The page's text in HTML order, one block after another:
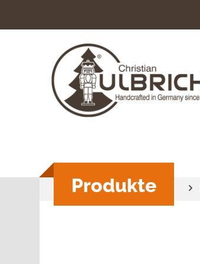
Produkte